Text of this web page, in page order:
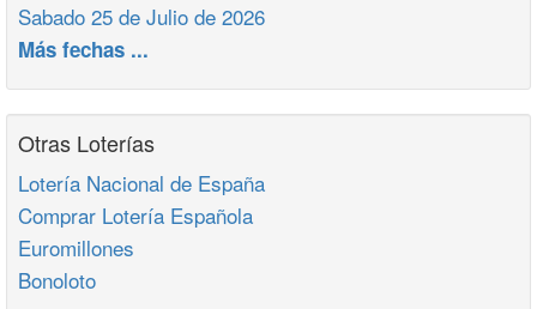
Sabado 25 de Julio de 2026
Más fechas ...
Otras Loterías
Lotería Nacional de España
Comprar Lotería Española
Euromillones
Bonoloto